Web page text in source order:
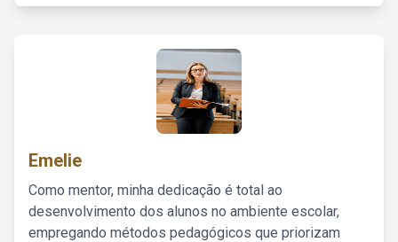
Emelie
Como mentor, minha dedicação é total ao
desenvolvimento dos alunos no ambiente escolar,
empregando métodos pedagógicos que priorizam